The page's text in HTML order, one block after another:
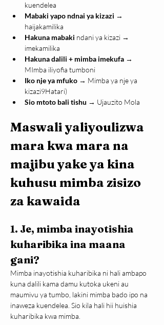
kuendelea
Mabaki yapo ndnai ya kizazi →
haijakamilika
Hakuna mabaki ndani ya kizazi →
imekamilika
Hakuna dalili + mimba imekufa →
MImba iliyofia tumboni
Iko nje ya mfuko → Mimba ya nje ya
kizazi9Hatari)
Sio mtoto bali tishu → Ujauzito Mola
Maswali yaliyoulizwa
mara kwa mara na
majibu yake ya kina
kuhusu mimba zisizo
za kawaida
1. Je, mimba inayotishia
kuharibika ina maana
gani?
Mimba inayotishia kuharibika ni hali ambapo
kuna dalili kama damu kutoka ukeni au
maumivu ya tumbo, lakini mimba bado ipo na
inaweza kuendelea. Sio kila hali hii huishia
kuharibika kwa mimba.